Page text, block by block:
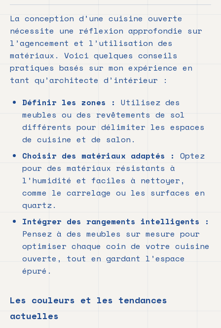
La conception d’une cuisine ouverte
nécessite une réflexion approfondie sur
l’agencement et l’utilisation des
matériaux. Voici quelques conseils
pratiques basés sur mon expérience en
tant qu’architecte d’intérieur :
Définir les zones : Utilisez des
meubles ou des revêtements de sol
différents pour délimiter les espaces
de cuisine et de salon.
Choisir des matériaux adaptés : Optez
pour des matériaux résistants à
l’humidité et faciles à nettoyer,
comme le carrelage ou les surfaces en
quartz.
Intégrer des rangements intelligents :
Pensez à des meubles sur mesure pour
optimiser chaque coin de votre cuisine
ouverte, tout en gardant l’espace
épuré.
Les couleurs et les tendances
actuelles